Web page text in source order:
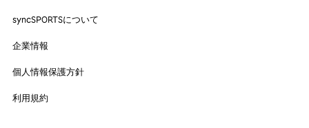
個人情報保護方針
利用規約
#バスケットボール
#アスリートのセカンドキャリア
syncSPORTSについて
企業情報
個人情報保護方針
利用規約